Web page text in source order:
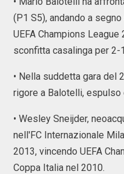
(P1 S5), andando a
UEFA Champions
sconfitta casalinga per 2-
• Nella suddetta gara del
rigore a Balotelli,
• Wesley Sneijder,
nell'FC Internazionale
2013, vincendo UEFA
Coppa Italia nel 2010.